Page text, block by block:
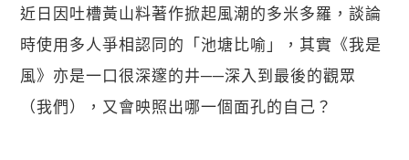
近日因吐槽黃山料著作掀起風潮的多米多羅，談論
時使用多人爭相認同的「池塘比喻」，其實《我是
風》亦是一口很深邃的井──深入到最後的觀眾
（我們），又會映照出哪一個面孔的自己？